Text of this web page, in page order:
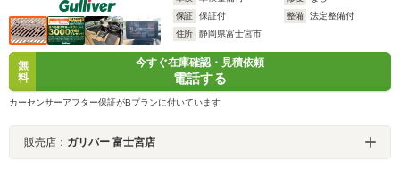
保証
保証付 整備
法定整備付
住所
静岡県富士宮市
無
料
今すぐ在庫確認・見積依頼
電話する
カーセンサーアフター保証がBプランに付いています
販売店： ガリバー 富士宮店